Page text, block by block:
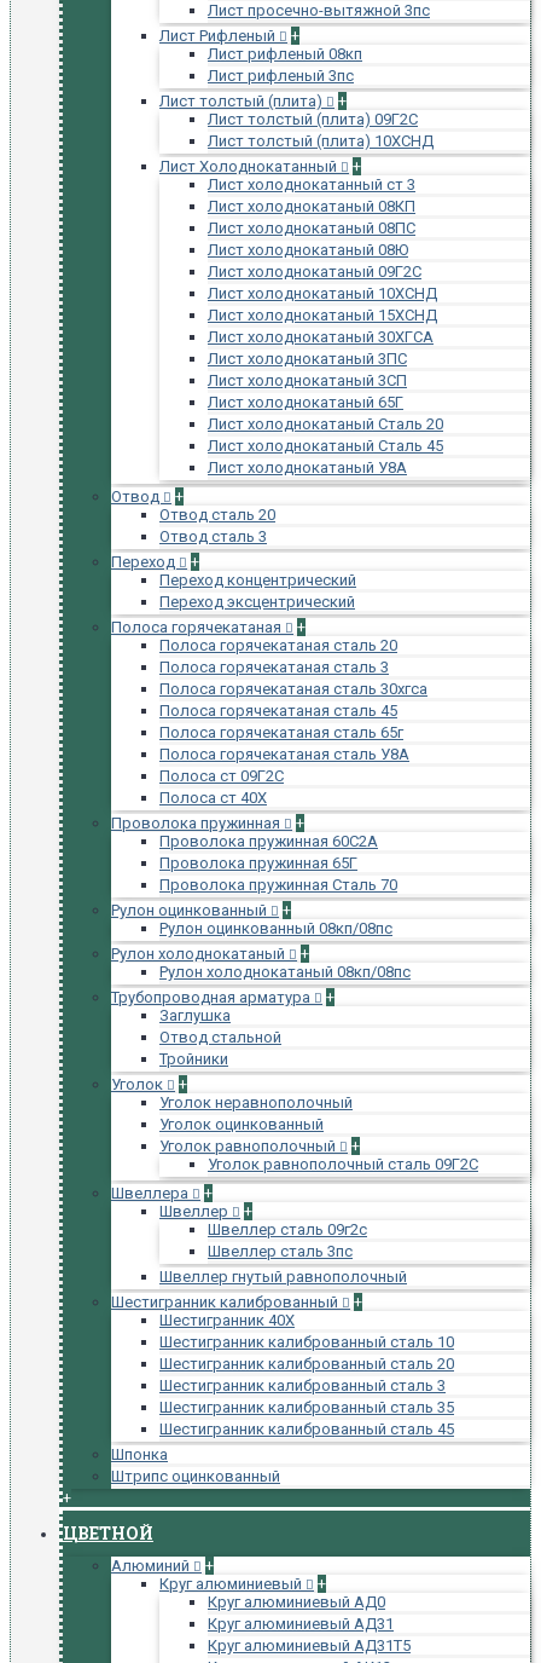
Лист просечно-вытяжной 3пс
Лист Рифленый
+
Лист рифленый 08кп
Лист рифленый 3пс
Лист толстый (плита)
+
Лист толстый (плита) 09Г2С
Лист толстый (плита) 10ХСНД
Лист Холоднокатанный
+
Лист холоднокатанный ст 3
Лист холоднокатаный 08КП
Лист холоднокатаный 08ПС
Лист холоднокатаный 08Ю
Лист холоднокатаный 09Г2С
Лист холоднокатаный 10ХСНД
Лист холоднокатаный 15ХСНД
Лист холоднокатаный 30ХГСА
Лист холоднокатаный 3ПС
Лист холоднокатаный 3СП
Лист холоднокатаный 65Г
Лист холоднокатаный Сталь 20
Лист холоднокатаный Сталь 45
Лист холоднокатаный У8А
Отвод
+
Отвод сталь 20
Отвод сталь 3
Переход
+
Переход концентрический
Переход эксцентрический
Полоса горячекатаная
+
Полоса горячекатаная сталь 20
Полоса горячекатаная сталь 3
Полоса горячекатаная сталь 30хгса
Полоса горячекатаная сталь 45
Полоса горячекатаная сталь 65г
Полоса горячекатаная сталь У8А
Полоса ст 09Г2С
Полоса ст 40Х
Проволока пружинная
+
Проволока пружинная 60С2А
Проволока пружинная 65Г
Проволока пружинная Сталь 70
Рулон оцинкованный
+
Рулон оцинкованный 08кп/08пс
Рулон холоднокатаный
+
Рулон холоднокатаный 08кп/08пс
Трубопроводная арматура
+
Заглушка
Отвод стальной
Тройники
Уголок
+
Уголок неравнополочный
Уголок оцинкованный
Уголок равнополочный
+
Уголок равнополочный сталь 09Г2С
Швеллера
+
Швеллер
+
Швеллер сталь 09г2с
Швеллер сталь 3пс
Швеллер гнутый равнополочный
Шестигранник калиброванный
+
Шестигранник 40Х
Шестигранник калиброванный сталь 10
Шестигранник калиброванный сталь 20
Шестигранник калиброванный сталь 3
Шестигранник калиброванный сталь 35
Шестигранник калиброванный сталь 45
Шпонка
Штрипс оцинкованный
+
ЦВЕТНОЙ
Алюминий
+
Круг алюминиевый
+
Круг алюминиевый АД0
Круг алюминиевый АД31
Круг алюминиевый АД31Т5